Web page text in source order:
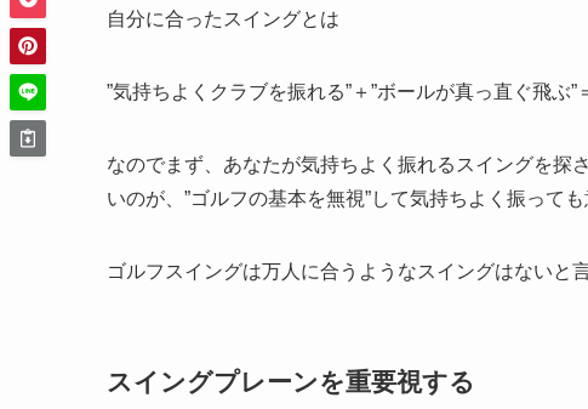
自分に合ったスイングとは
”気持ちよくクラブを振れる”＋”ボールが真っ直ぐ飛ぶ”
なのでまず、あなたが気持ちよく振れるスイングを探
いのが、”ゴルフの基本を無視”して気持ちよく振っても
ゴルフスイングは万人に合うようなスイングはないと
スイングプレーンを重要視する